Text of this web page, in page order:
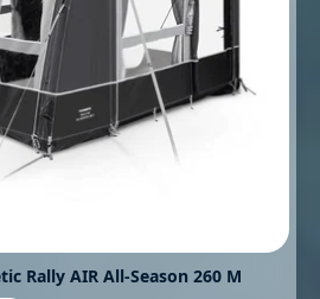
Rally AIR All-Season 260 M